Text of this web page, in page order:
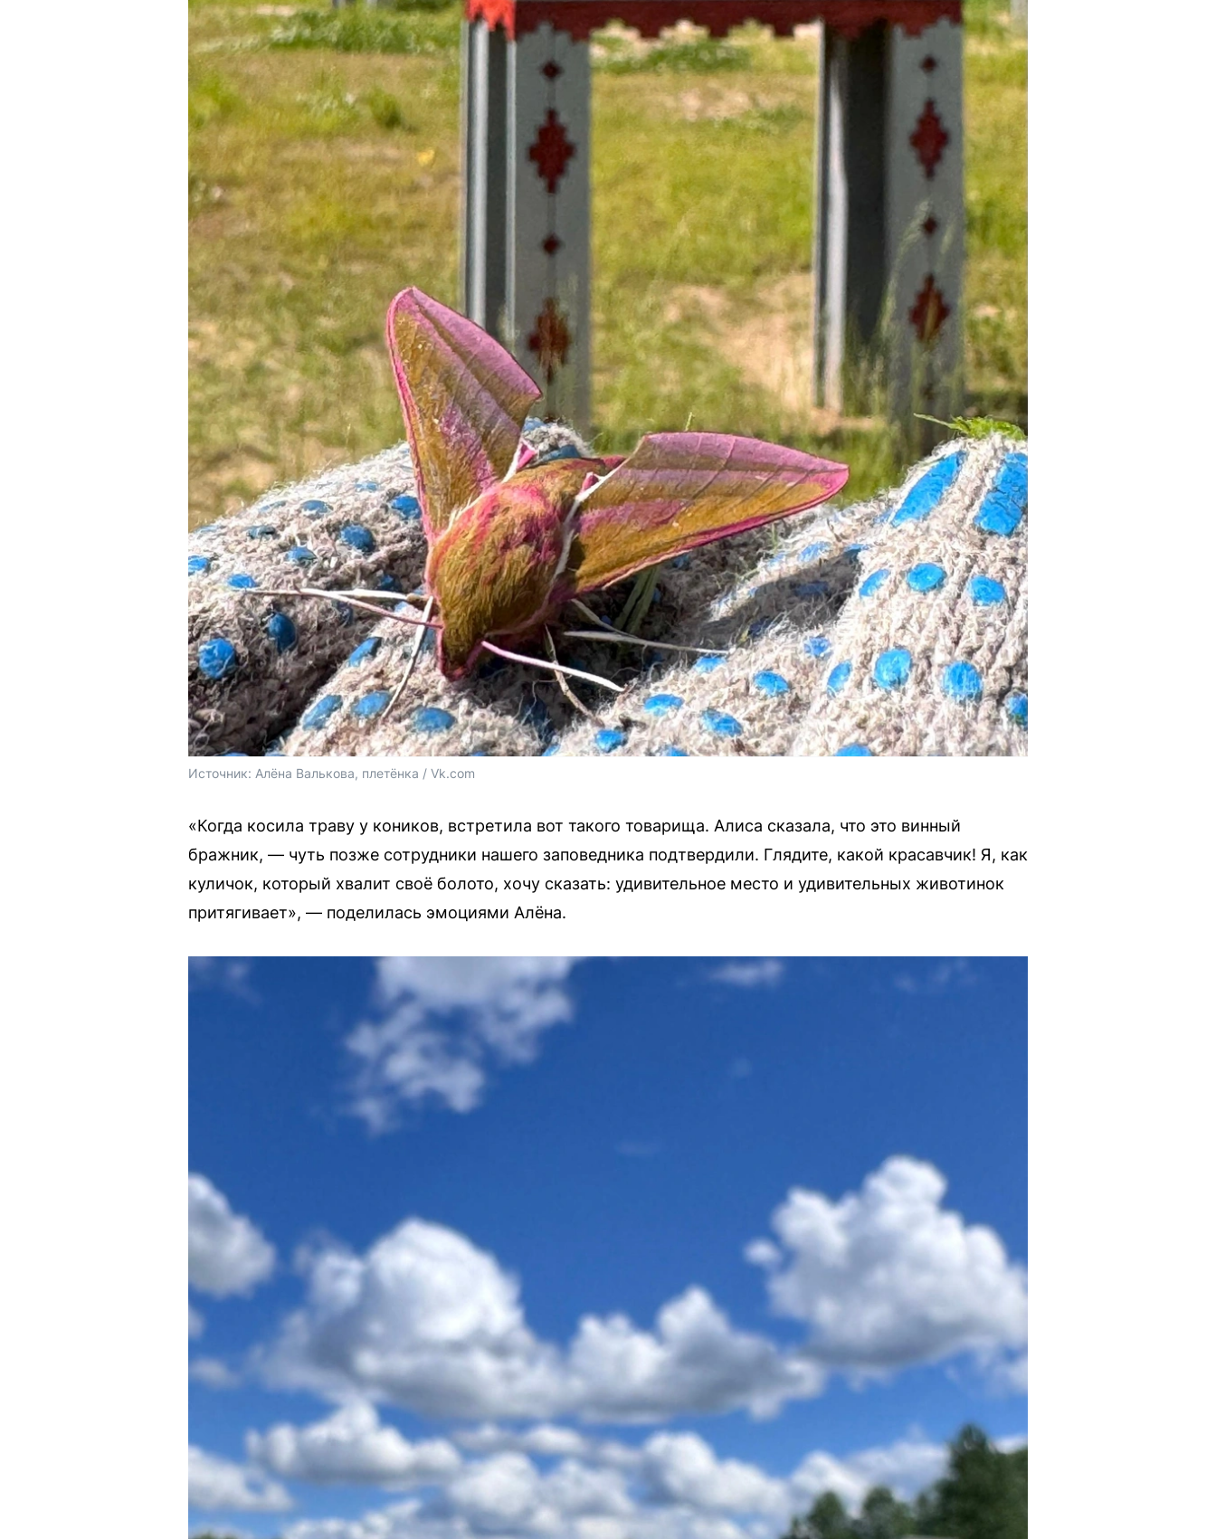
Источник: Алёна Валькова, плетёнка / Vk.com
«Когда косила траву у коников, встретила вот такого товарища. Алиса сказала, что это винный
бражник, — чуть позже сотрудники нашего заповедника подтвердили. Глядите, какой красавчик! Я, как
куличок, который хвалит своё болото, хочу сказать: удивительное место и удивительных животинок
притягивает», — поделилась эмоциями Алёна.